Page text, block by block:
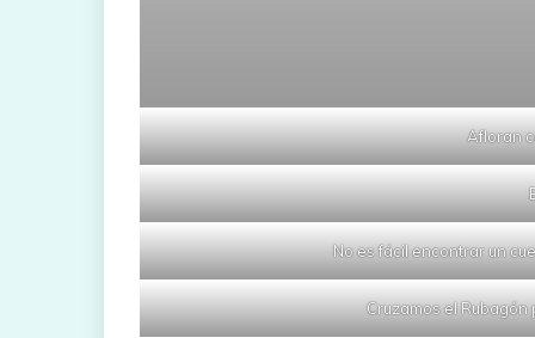
Afloran
No es fácil encontrar un
Cruzamos el